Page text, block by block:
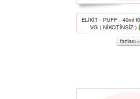
ELİKİT - PUFF - 40ml
VG ( NİKOTİNSİZ )
fazlası »